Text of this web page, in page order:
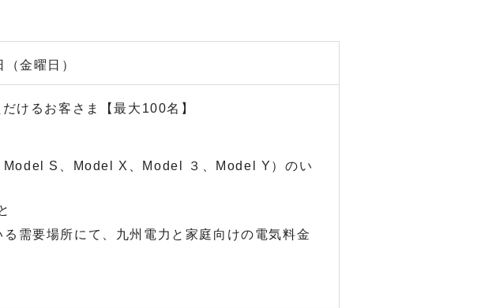
金曜日）
けるお客さま【最大100名】
Model S、Model X、Model ３、Model Y）のい
需要場所にて、九州電力と家庭向けの電気料金